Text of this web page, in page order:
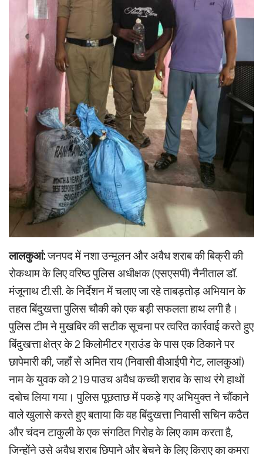
लालकुआं:जनपद में नशा उन्मूलन और अवैध शराब की बिक्री की
रोकथाम के लिए वरिष्ठ पुलिस अधीक्षक (एसएसपी) नैनीताल डॉ.
मंजूनाथ टी.सी. के निर्देशन में चलाए जा रहे ताबड़तोड़ अभियान के
तहत बिंदुखत्ता पुलिस चौकी को एक बड़ी सफलता हाथ लगी है।
पुलिस टीम ने मुखबिर की सटीक सूचना पर त्वरित कार्रवाई करते हुए
बिंदुखत्ता क्षेत्र के 2 किलोमीटर ग्राउंड के पास एक ठिकाने पर
छापेमारी की, जहाँ से अमित राय (निवासी वीआईपी गेट, लालकुआं)
नाम के युवक को 219 पाउच अवैध कच्ची शराब के साथ रंगे हाथों
दबोच लिया गया। पुलिस पूछताछ में पकड़े गए अभियुक्त ने चौंकाने
वाले खुलासे करते हुए बताया कि वह बिंदुखत्ता निवासी सचिन कठैत
और चंदन टाकुली के एक संगठित गिरोह के लिए काम करता है,
जिन्होंने उसे अवैध शराब छिपाने और बेचने के लिए किराए का कमरा